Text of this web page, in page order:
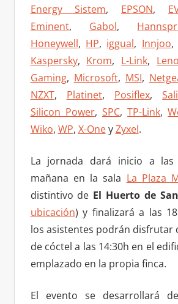
Energy Sistem, EPSON,
Eminent, Gabol,
Honeywell, HP, iggual, Innjoo,
Kaspersky, Krom, L-Link,
Gaming, Microsoft, MSI,
NZXT, Platinet, Posiflex,
Silicon Power, SPC,TP-Link,
Wiko, WP, X-OneyZyxel.
La jornada dará inicio a
mañana en la sala La Plaza
distintivo de El Huerto de
ubicación) y finalizará a las
los asistentes podrán disfrutar
de cóctel a las 14:30h en el
emplazado en la propia finca.
El evento se desarrollará